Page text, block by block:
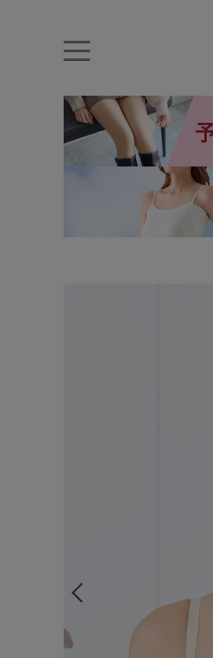
ナイトブラ ノンワイヤー
ルームウェア
カテゴリから探す
マタニティ